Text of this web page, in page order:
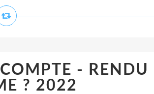
- RENDU
? 2022